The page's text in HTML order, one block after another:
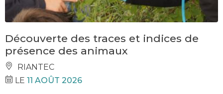
Découverte des traces et indices de
présence des animaux
RIANTEC
LE 11 AOÛT 2026